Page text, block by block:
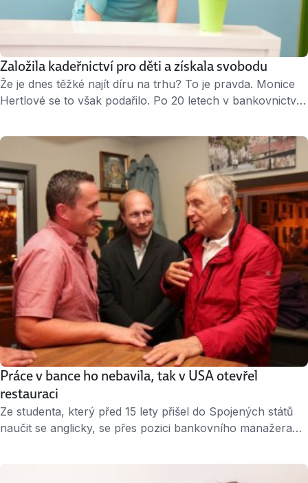
Založila kadeřnictví pro děti a získala svobodu
Že je dnes těžké najít díru na trhu? To je pravda. Monice
Hertlové se to však podařilo. Po 20 letech v bankovnictví
kosmetický salon pro děti Funny Sassy. „Stříhat děti skoro
nikdo nechce. Kadeřníci říkají, že je to strašně nedoceněná
práce za málo peněz,“ říká Monika Hertlová, sama …
Práce v bance ho nebavila, tak v USA otevřel
restauraci
Ze studenta, který před 15 lety přišel do Spojených států
naučit se anglicky, se přes pozici bankovního manažera
dvěma lety v americkém hlavním městě první – a jedinou –
českou restauraci. A není dne, kdy by v ní neměl plno.